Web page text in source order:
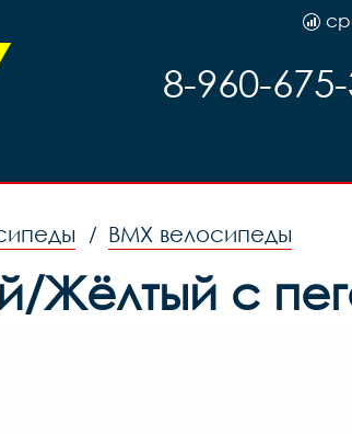
8-960-
/ BMX велосипеды
Жёлтый с